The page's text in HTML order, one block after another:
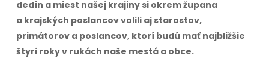
dedín a miest našej krajiny si okrem župana
a krajských poslancov volili aj starostov,
primátorov a poslancov, ktorí budú mať najbližšie
štyri roky v rukách naše mestá a obce.